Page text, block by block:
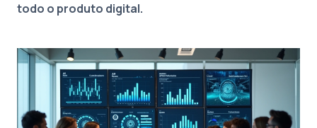
todo o produto digital.